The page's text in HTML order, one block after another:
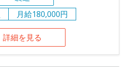
月給180,000円
詳細を見る